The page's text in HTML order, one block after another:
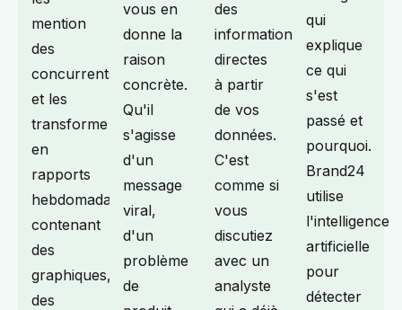
mention
des
concurrents
et les
transforme
en
rapports
hebdomadaires
contenant
des
graphiques,
des
vous en
donne la
raison
concrète.
Qu'il
s'agisse
d'un
message
viral,
d'un
problème
de
des
informations
directes
à partir
de vos
données.
C'est
comme si
vous
discutiez
avec un
analyste
qui
explique
ce qui
s'est
passé et
pourquoi.
Brand24
utilise
l'intelligence
artificielle
pour
détecter